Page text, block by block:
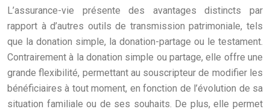
L’assurance-vie présente des avantages distincts par
rapport à d’autres outils de transmission patrimoniale, tels
que la donation simple, la donation-partage ou le testament.
Contrairement à la donation simple ou partage, elle offre une
grande flexibilité, permettant au souscripteur de modifier les
bénéficiaires à tout moment, en fonction de l’évolution de sa
situation familiale ou de ses souhaits. De plus, elle permet